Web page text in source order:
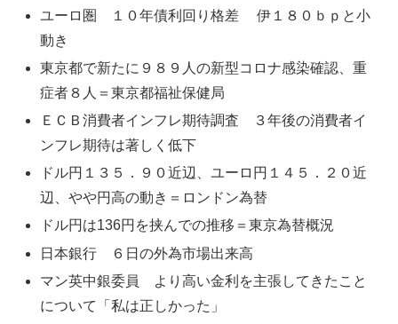
ユーロ圏 １０年債利回り格差 伊１８０ｂｐと小
動き
東京都で新たに９８９人の新型コロナ感染確認、重
症者８人＝東京都福祉保健局
ＥＣＢ消費者インフレ期待調査 ３年後の消費者イ
ンフレ期待は著しく低下
ドル円１３５．９０近辺、ユーロ円１４５．２０近
辺、やや円高の動き＝ロンドン為替
ドル円は136円を挟んでの推移＝東京為替概況
日本銀行 ６日の外為市場出来高
マン英中銀委員 より高い金利を主張してきたこと
について「私は正しかった」